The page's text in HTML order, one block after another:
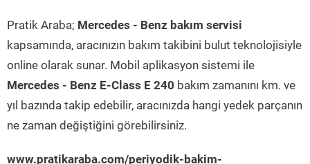
Pratik Araba; Mercedes - Benz bakım servisi
kapsamında, aracınızın bakım takibini bulut teknolojisiyle
online olarak sunar. Mobil aplikasyon sistemi ile
Mercedes - Benz E-Class E 240 bakım zamanını km. ve
yıl bazında takip edebilir, aracınızda hangi yedek parçanın
ne zaman değiştiğini görebilirsiniz.
www.pratikaraba.com/periyodik-bakim-